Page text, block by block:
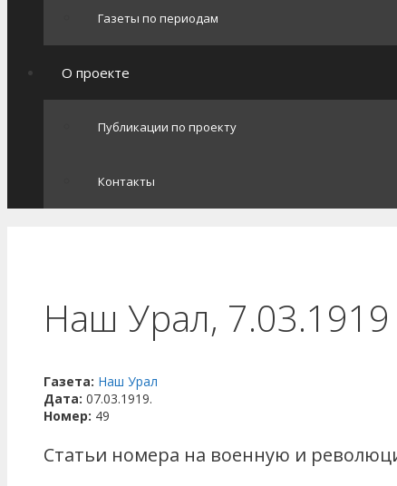
Газеты по периодам
О проекте
Публикации по проекту
Контакты
Наш Урал, 7.03.1919
Газета: Наш Урал
Дата: 07.03.1919.
Номер: 49
Статьи номера на военную и